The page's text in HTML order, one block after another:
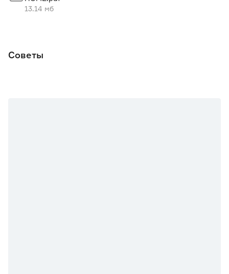
Тип выдвижения
13.14 мб
Советы